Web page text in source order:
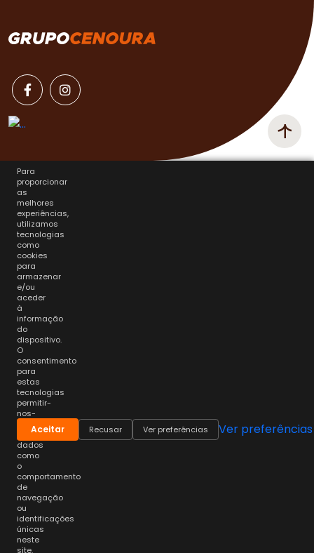
Para
proporcionar
as
melhores
experiências,
utilizamos
tecnologias
como
cookies
para
armazenar
e/ou
aceder
à
informação
do
dispositivo.
O
consentimento
para
estas
tecnologias
permitir-
nos-
á
processar
dados
como
o
comportamento
de
navegação
ou
identificações
únicas
neste
site.
Aceitar Recusar Ver preferências Ver preferências